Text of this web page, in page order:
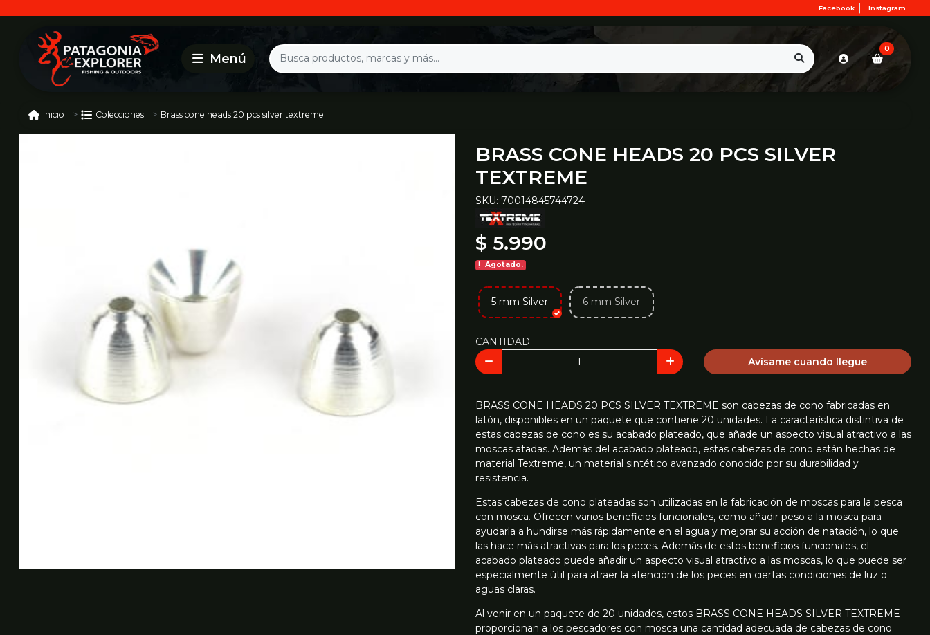
Facebook Instagram
0
Inicio Colecciones Brass cone heads 20 pcs silver textreme
BRASS CONE HEADS 20 PCS SILVER
TEXTREME
SKU: 70014845744724
$ 5.990
Agotado.
5 mm Silver 6 mm Silver
CANTIDAD
Avísame cuando llegue
BRASS CONE HEADS 20 PCS SILVER TEXTREME son cabezas de cono fabricadas en
latón, disponibles en un paquete que contiene 20 unidades. La característica distintiva de
estas cabezas de cono es su acabado plateado, que añade un aspecto visual atractivo a las
moscas atadas. Además del acabado plateado, estas cabezas de cono están hechas de
material Textreme, un material sintético avanzado conocido por su durabilidad y
resistencia.
Estas cabezas de cono plateadas son utilizadas en la fabricación de moscas para la pesca
con mosca. Ofrecen varios beneficios funcionales, como añadir peso a la mosca para
ayudarla a hundirse más rápidamente en el agua y mejorar su acción de natación, lo que
las hace más atractivas para los peces. Además de estos beneficios funcionales, el
acabado plateado puede añadir un aspecto visual atractivo a las moscas, lo que puede ser
especialmente útil para atraer la atención de los peces en ciertas condiciones de luz o
aguas claras.
Al venir en un paquete de 20 unidades, estos BRASS CONE HEADS SILVER TEXTREME
proporcionan a los pescadores con mosca una cantidad adecuada de cabezas de cono